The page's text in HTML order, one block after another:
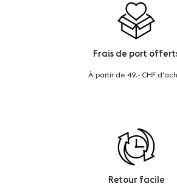
Frais de port
À partir de 49.- CHF
Retour facile